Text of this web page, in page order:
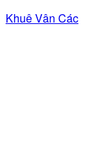
Khuê Vân Các